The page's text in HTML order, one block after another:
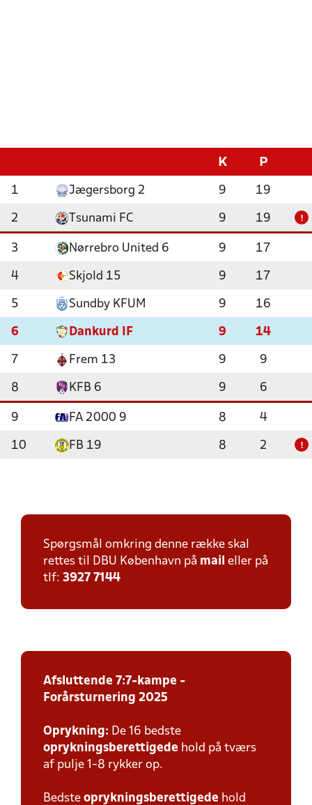
K P
1 Jægersborg 2 9 19
2 Tsunami FC 9 19 !
3 Nørrebro United 6 9 17
4 Skjold 15 9 17
5 Sundby KFUM 9 16
6 Dankurd IF 9 14
7 Frem 13 9 9
8 KFB 6 9 6
9 FA 2000 9 8 4
10 FB 19 8 2 !
Spørgsmål omkring denne række skal
rettes til DBU København på mail eller på
tlf: 3927 7144
Afsluttende 7:7-kampe -
Forårsturnering 2025
Oprykning: De 16 bedste
oprykningsberettigede hold på tværs
af pulje 1-8 rykker op.
Bedste oprykningsberettigede hold